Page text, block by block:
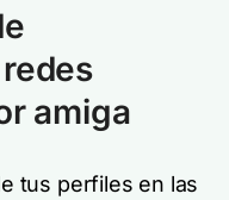
amiga
tus perfiles en las